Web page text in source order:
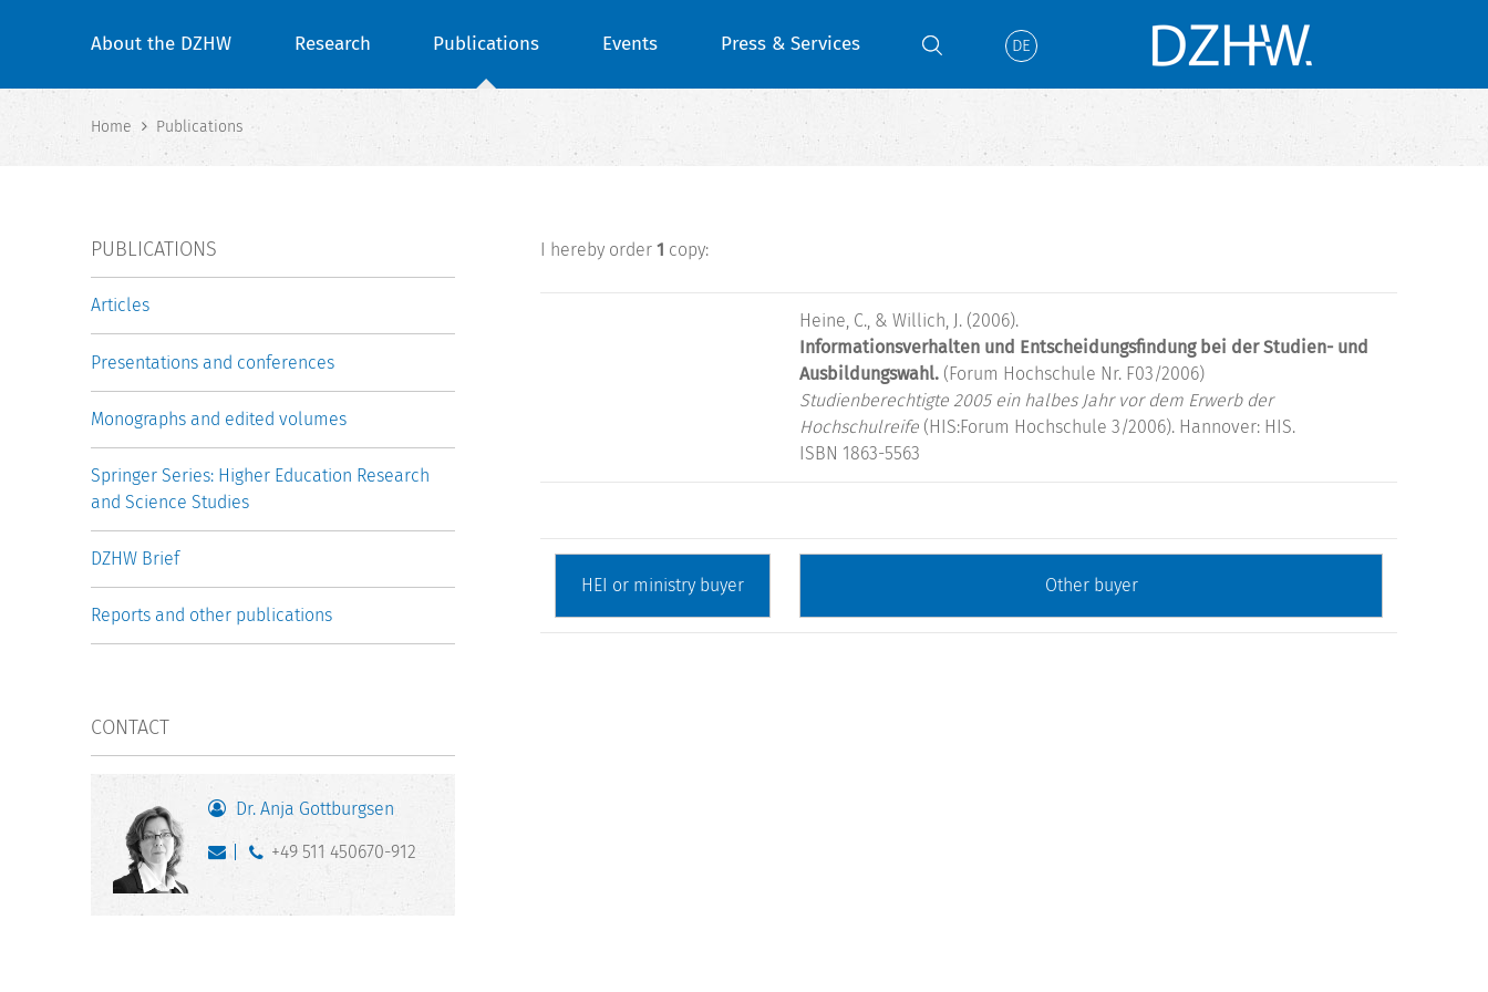
About the DZHW Research Publications Events Press & Services DE
Home Publications
I hereby order 1 copy:
Heine, C., & Willich, J. (2006).
Informationsverhalten und Entscheidungsfindung bei der Studien- und
Ausbildungswahl. (Forum Hochschule Nr. F03/2006)
Studienberechtigte 2005 ein halbes Jahr vor dem Erwerb der
Hochschulreife (HIS:Forum Hochschule 3/2006). Hannover: HIS.
ISBN 1863-5563
PUBLICATIONS
Articles
Presentations and conferences
Monographs and edited volumes
Springer Series: Higher Education Research
and Science Studies
DZHW Brief
Reports and other publications
CONTACT
Dr. Anja Gottburgsen
+49 511 450670-912